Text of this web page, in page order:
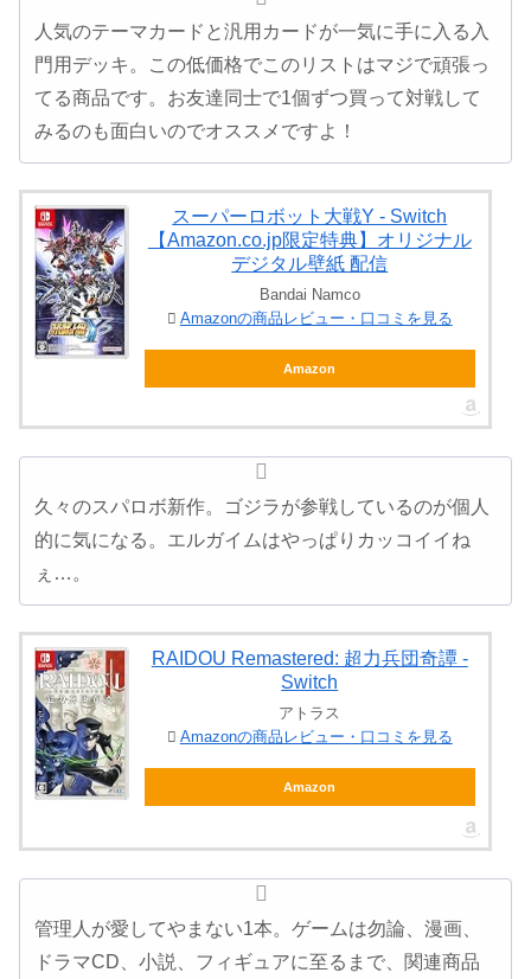
人気のテーマカードと汎用カードが一気に手に入る入
門用デッキ。この低価格でこのリストはマジで頑張っ
てる商品です。お友達同士で1個ずつ買って対戦して
みるのも面白いのでオススメですよ！
スーパーロボット大戦Y - Switch
【Amazon.co.jp限定特典】オリジナル
デジタル壁紙 配信
Bandai Namco
Amazonの商品レビュー・口コミを見る
Amazon
久々のスパロボ新作。ゴジラが参戦しているのが個人
的に気になる。エルガイムはやっぱりカッコイイね
ぇ…。
RAIDOU Remastered: 超力兵団奇譚 -
Switch
アトラス
Amazonの商品レビュー・口コミを見る
Amazon
管理人が愛してやまない1本。ゲームは勿論、漫画、
ドラマCD、小説、フィギュアに至るまで、関連商品